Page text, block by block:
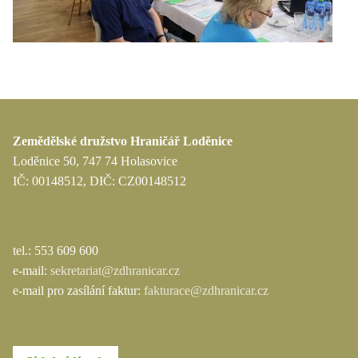
Zemědělské družstvo Hraničář Loděnice
Loděnice 50, 747 74 Holasovice
IČ: 00148512, DIČ: CZ00148512
tel.: 553 609 600
e-mail: sekretariat@zdhranicar.cz
e-mail pro zasílání faktur: fakturace@zdhranicar.cz